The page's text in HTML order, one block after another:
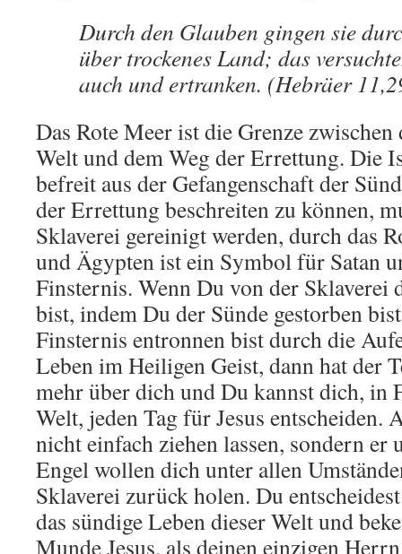
Durch den Glauben gingen sie
über trockenes Land; das
auch und ertranken. (Hebräer
Das Rote Meer ist die Grenze
Welt und dem Weg der Errettung. Die
befreit aus der Gefangenschaft der
der Errettung beschreiten zu können,
Sklaverei gereinigt werden, durch das
und Ägypten ist ein Symbol für Satan
Finsternis. Wenn Du von der Sklaverei
bist, indem Du der Sünde gestorben
Finsternis entronnen bist durch die
Leben im Heiligen Geist, dann hat der
mehr über dich und Du kannst dich, in
Welt, jeden Tag für Jesus entscheiden.
nicht einfach ziehen lassen, sondern er
Engel wollen dich unter allen
Sklaverei zurück holen. Du
das sündige Leben dieser Welt und
Munde Jesus, als deinen einzigen